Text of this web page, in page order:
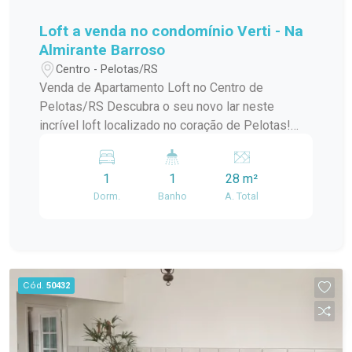
Loft a venda no condomínio Verti - Na
Almirante Barroso
Centro - Pelotas/RS
Venda de Apartamento Loft no Centro de
Pelotas/RS Descubra o seu novo lar neste
incrível loft localizado no coração de Pelotas!
construção, oferece o melhor da modernidade e
conforto, ideal para quem busca praticidade e
estilo de vida urbano. Com uma localização
entretenimento. O condomínio conta com uma
infraestrutura de lazer completa, perfeita para
relaxar e aproveitar momentos especiais com
amigos e familiares. O loft possui um design
1
Dorm.
1
Banho
28 m²
A. Total
Cód. 50432